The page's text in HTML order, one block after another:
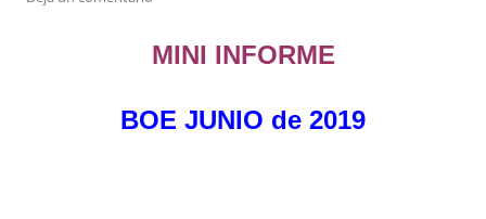
MINI INFORME
BOE JUNIO de 2019